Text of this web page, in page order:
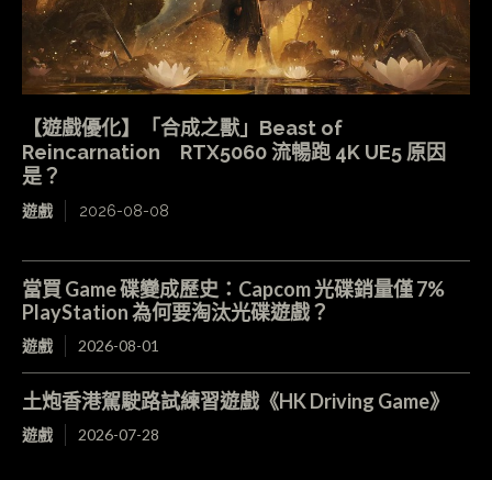
【遊戲優化】「合成之獸」Beast of
Reincarnation RTX5060 流暢跑 4K UE5 原因
是？
遊戲 2026-08-08
當買 Game 碟變成歷史：Capcom 光碟銷量僅 7%
PlayStation 為何要淘汰光碟遊戲？
遊戲 2026-08-01
土炮香港駕駛路試練習遊戲《HK Driving Game》
遊戲 2026-07-28